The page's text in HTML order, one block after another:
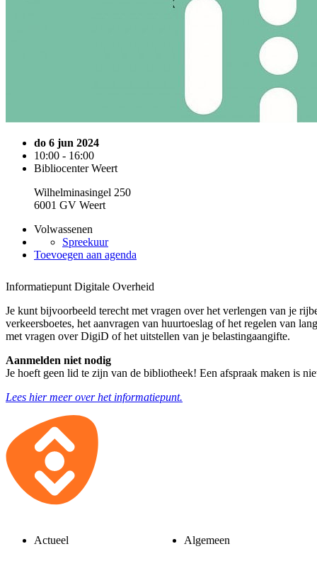
do 6 jun 2024
10:00 - 16:00
Bibliocenter Weert
Wilhelminasingel 250
6001 GV Weert
Volwassenen
Spreekuur
Toevoegen aan agenda
Informatiepunt Digitale Overheid
Je kunt bijvoorbeeld terecht met vragen over het verlengen van je
verkeersboetes, het aanvragen van huurtoeslag of het regelen van
met vragen over DigiD of het uitstellen van je belastingaangifte.
Aanmelden niet nodig
Je hoeft geen lid te zijn van de bibliotheek! Een afspraak maken is
Lees hier meer over het informatiepunt.
Actueel Algemeen